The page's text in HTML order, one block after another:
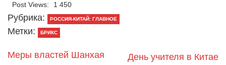
Post Views: 1 450
Рубрика: РОССИЯ-КИТАЙ: ГЛАВНОЕ
Метки: БРИКС
Меры властей Шанхая
День учителя в Китае